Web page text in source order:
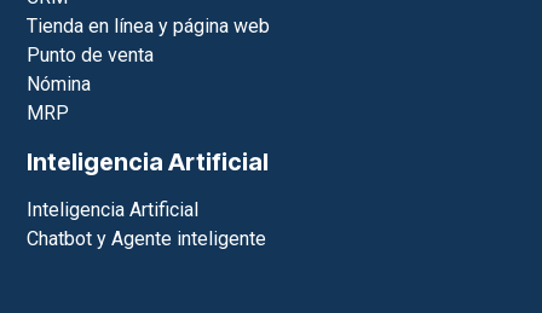
Tienda en línea y página web
Punto de venta
Nómina
MRP
Inteligencia Artificial
Inteligencia Artificial
Chatbot y Agente inteligente